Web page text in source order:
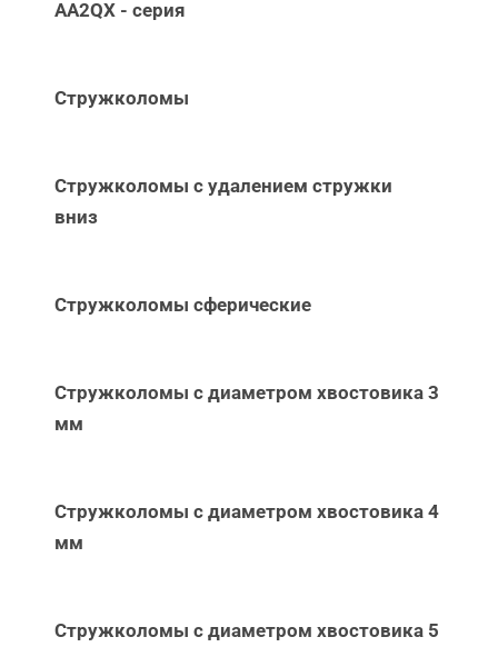
AA2QX - серия
Стружколомы
Стружколомы с удалением стружки
вниз
Стружколомы сферические
Стружколомы с диаметром хвостовика 3
мм
Стружколомы с диаметром хвостовика 4
мм
Стружколомы с диаметром хвостовика 5